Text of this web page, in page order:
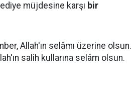
müjdesine karşı bir
Allah'ın selâmı üzerine olsun.
salih kullarına selâm olsun.